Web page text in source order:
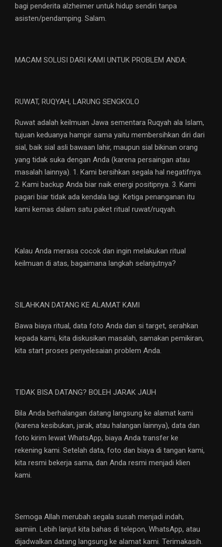
bagi penderita alzheimer untuk hidup sendiri tanpa
asisten/pendamping. Salam.
MACAM SOLUSI DARI KAMI UNTUK PROBLEM ANDA:
RUWAT, RUQYAH, LARUNG SENGKOLO
Ruwat adalah keilmuan Jawa sementara Ruqyah ala Islam,
tujuan keduanya hampir sama yaitu membersihkan diri dari
sial, baik sial asli bawaan lahir, maupun sial bikinan orang
yang tidak suka dengan Anda (karena persaingan atau
masalah lainnya). 1. Kami bersihkan segala hal negatifnya.
2. Kami backup Anda biar naik energi positipnya. 3. Kami
pagari biar tidak ada kendala lagi. Ketiga penanganan itu
kami kemas dalam satu paket ritual ruwat/ruqyah.
Kalau Anda merasa cocok dan ingin melakukan ritual
keilmuan di atas, bagaimana langkah selanjutnya?
SILAHKAN DATANG KE ALAMAT KAMI
Bawa biaya ritual, data foto Anda dan si target, serahkan
kepada kami, kita diskusikan masalah, samakan pemikiran,
kita start proses penyelesaian problem Anda.
TIDAK BISA DATANG? BOLEH JARAK JAUH
Bila Anda berhalangan datang langsung ke alamat kami
(karena kesibukan, jarak, atau halangan lainnya), data dan
foto kirim lewat WhatsApp, biaya Anda transfer ke
rekening kami. Setelah data, foto dan biaya di tangan kami,
kita resmi bekerja sama, dan Anda resmi menjadi klien
kami.
Semoga Allah merubah segala susah menjadi indah,
aamiin. Lebih lanjut kita bahas di telepon, WhatsApp, atau
dijadwalkan datang langsung ke alamat kami. Terimakasih.